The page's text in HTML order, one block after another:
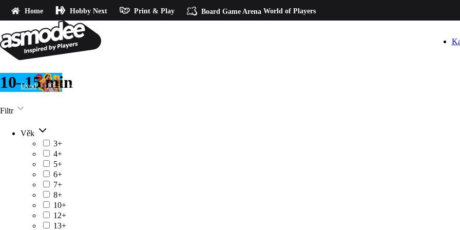
Home Hobby Next Print & Play Board Game Arena World of Players
Úvod 10–15 min
10–15 min
Filtr
Věk
3+
4+
5+
6+
7+
8+
10+
12+
13+